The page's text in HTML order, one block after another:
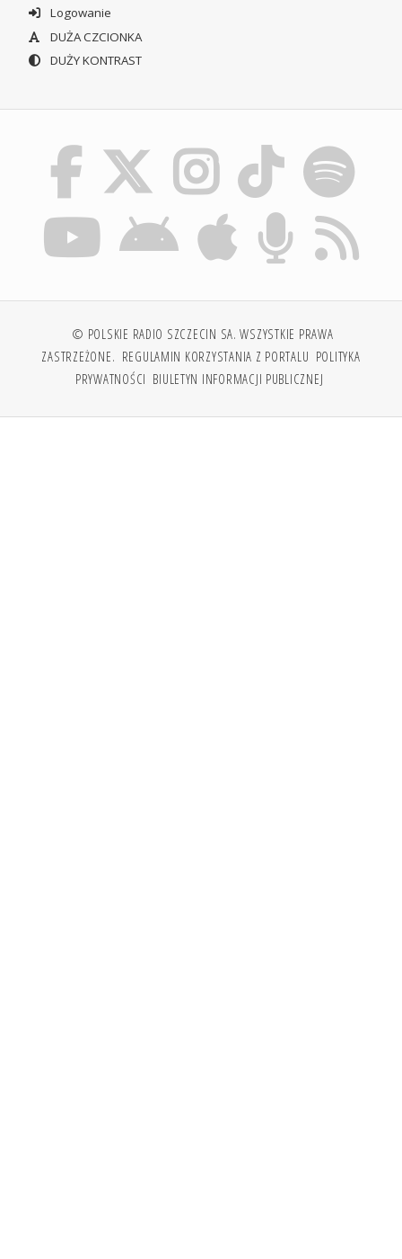
Logowanie
DUŻA CZCIONKA
DUŻY KONTRAST
© POLSKIE RADIO SZCZECIN SA. WSZYSTKIE PRAWA
ZASTRZEŻONE. REGULAMIN KORZYSTANIA Z PORTALU POLITYKA
PRYWATNOŚCI BIULETYN INFORMACJI PUBLICZNEJ